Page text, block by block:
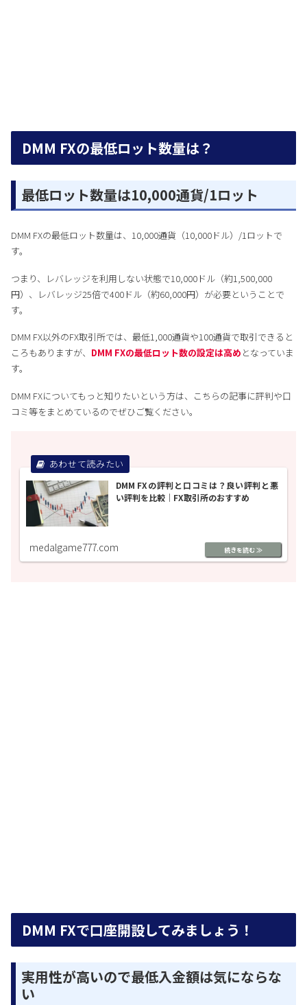
DMM FXの最低ロット数量は？
最低ロット数量は10,000通貨/1ロット
DMM FXの最低ロット数量は、10,000通貨（10,000ドル）/1ロットで
す。
つまり、レバレッジを利用しない状態で10,000ドル（約1,500,000
円）、レバレッジ25倍で400ドル（約60,000円）が必要ということで
す。
DMM FX以外のFX取引所では、最低1,000通貨や100通貨で取引できると
ころもありますが、 DMM FXの最低ロット数の設定は高め となっていま
す。
DMM FXについてもっと知りたいという方は、こちらの記事に評判や口
コミ等をまとめているのでぜひご覧ください。
DMM FXの評判と口コミは？良い評判と悪
い評判を比較｜FX取引所のおすすめ
medalgame777.com
DMM FXで口座開設してみましょう！
実用性が高いので最低入金額は気にならな
い